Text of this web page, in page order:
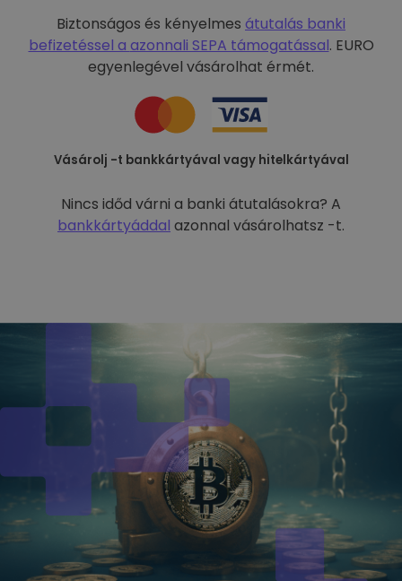
Biztonságos és kényelmes átutalás banki
befizetéssel a azonnali SEPA támogatással. EURO
egyenlegével vásárolhat érmét.
Vásárolj -t bankkártyával vagy hitelkártyával
Nincs időd várni a banki átutalásokra? A
bankkártyáddal azonnal vásárolhatsz -t.